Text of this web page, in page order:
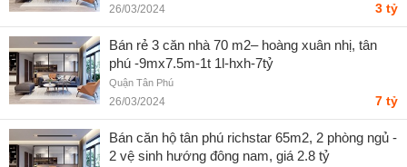
26/03/2024 3 tỷ
Bán rẻ 3 căn nhà 70 m2– hoàng xuân nhị, tân
phú -9mx7.5m-1t 1l-hxh-7tỷ
Quận Tân Phú
26/03/2024 7 tỷ
Bán căn hộ tân phú richstar 65m2, 2 phòng ngủ -
2 vệ sinh hướng đông nam, giá 2.8 tỷ